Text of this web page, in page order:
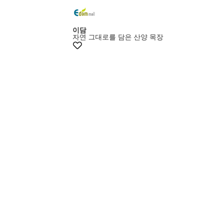
이담
자연 그대로를 담은 산양 목장